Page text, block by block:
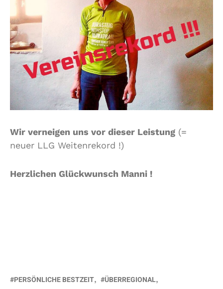
Wir verneigen uns vor dieser Leistung (=
neuer LLG Weitenrekord !)
Herzlichen Glückwunsch Manni !
PERSÖNLICHE BESTZEIT ÜBERREGIONAL